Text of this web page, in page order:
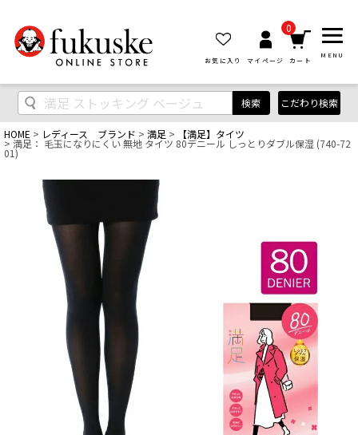
お気に入り マイページ
0
カート
MENU
検索 こだわり検索
HOME レディース ブランド 満足 【満足】タイツ
満足： 毛玉になりにくい 無地 タイツ 80デニール しっとりダブル保湿 (740-72
01)